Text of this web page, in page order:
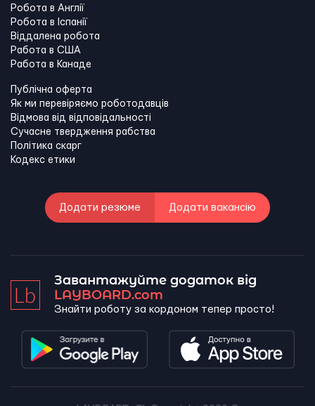
Робота в Англії
Робота в Іспанії
Віддалена робота
Работа в США
Работа в Канадe
Публічна оферта
Як ми перевіряємо роботодавців
Відмова від відповідальності
Сучасне твердження рабства
Політика скарг
Кодекс етики
Додати резюме Додати вакансію
Завантажуйте додаток від
LAYBOARD.com
Знайти роботу за кордоном тепер просто!